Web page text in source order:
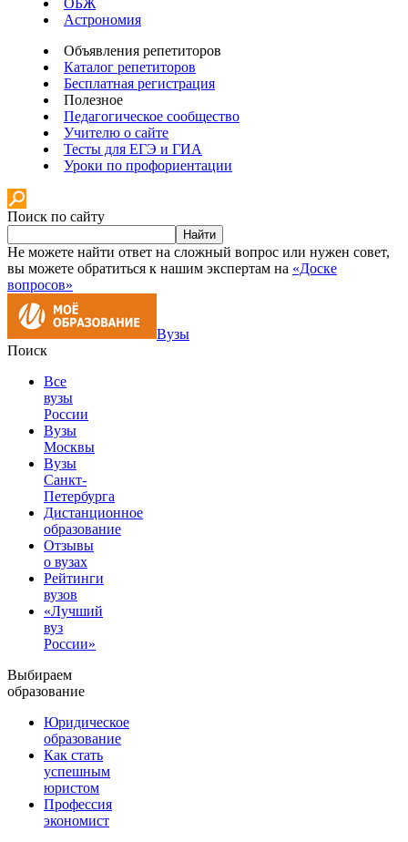
Астрономия
Объявления репетиторов
Каталог репетиторов
Бесплатная регистрация
Полезное
Педагогическое сообщество
Учителю о сайте
Тесты для ЕГЭ и ГИА
Уроки по профориентации
Поиск по сайту
Найти
Не можете найти ответ на сложный вопрос или нужен совет,
вы можете обратиться к нашим экспертам на «Доске
вопросов»
Вузы
Поиск
Все
вузы
России
Вузы
Москвы
Вузы
Санкт-
Петербурга
Дистанционное
образование
Отзывы
о вузах
Рейтинги
вузов
«Лучший
вуз
России»
Выбираем
образование
Юридическое
образование
Как стать
успешным
юристом
Профессия
экономист